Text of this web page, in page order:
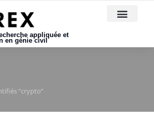
appliquée et
en génie civil
“crypto”